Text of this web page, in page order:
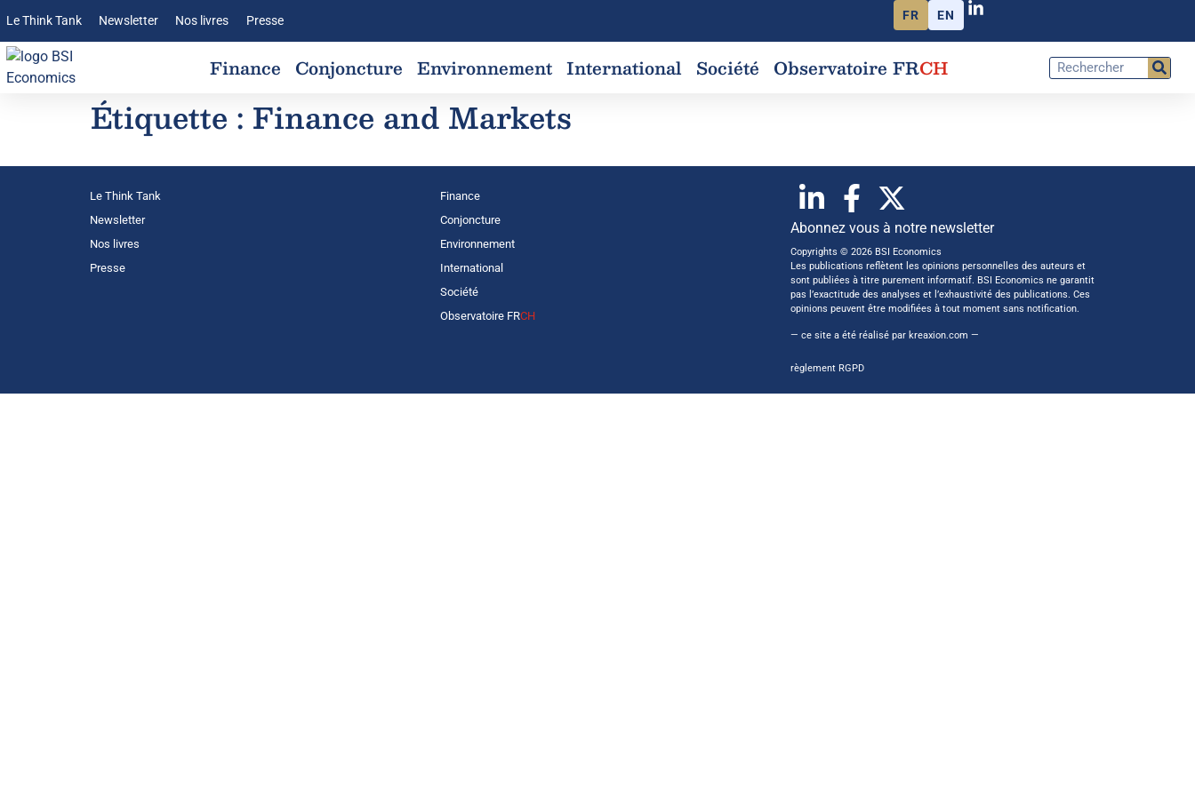
Le Think Tank Newsletter Nos livres Presse FR EN
Finance Conjoncture Environnement International Société Observatoire FRCH
Étiquette : Finance and Markets
Le Think Tank
Newsletter
Nos livres
Presse
Finance
Conjoncture
Environnement
International
Société
Observatoire FRCH
Abonnez vous à notre newsletter
Copyrights © 2026 BSI Economics
Les publications reflètent les opinions personnelles des auteurs et
sont publiées à titre purement informatif. BSI Economics ne garantit
pas l’exactitude des analyses et l’exhaustivité des publications. Ces
opinions peuvent être modifiées à tout moment sans notification.
— ce site a été réalisé par kreaxion.com —
règlement RGPD